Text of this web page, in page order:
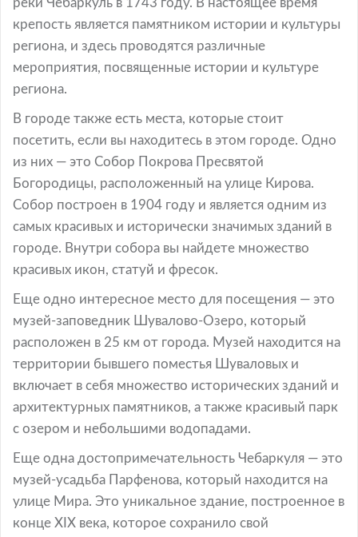
реки Чебаркуль в 1743 году. В настоящее время
крепость является памятником истории и культуры
региона, и здесь проводятся различные
мероприятия, посвященные истории и культуре
региона.
В городе также есть места, которые стоит
посетить, если вы находитесь в этом городе. Одно
из них — это Собор Покрова Пресвятой
Богородицы, расположенный на улице Кирова.
Собор построен в 1904 году и является одним из
самых красивых и исторически значимых зданий в
городе. Внутри собора вы найдете множество
красивых икон, статуй и фресок.
Еще одно интересное место для посещения — это
музей-заповедник Шувалово-Озеро, который
расположен в 25 км от города. Музей находится на
территории бывшего поместья Шуваловых и
включает в себя множество исторических зданий и
архитектурных памятников, а также красивый парк
с озером и небольшими водопадами.
Еще одна достопримечательность Чебаркуля — это
музей-усадьба Парфенова, который находится на
улице Мира. Это уникальное здание, построенное в
конце XIX века, которое сохранило свой